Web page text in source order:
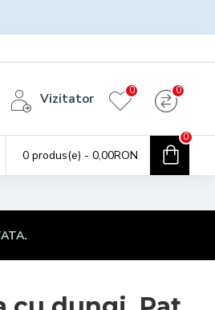
Vizitator
0 0
0 produs(e) - 0,00RON
0